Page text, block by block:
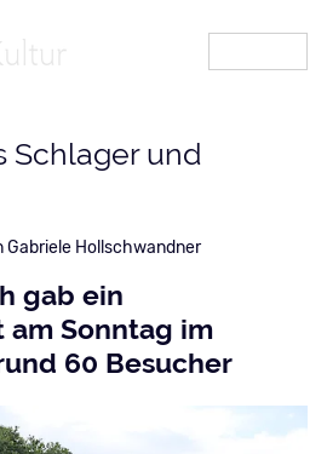
Schlager und
Gabriele Hollschwandner
gab ein
am Sonntag im
60 Besucher